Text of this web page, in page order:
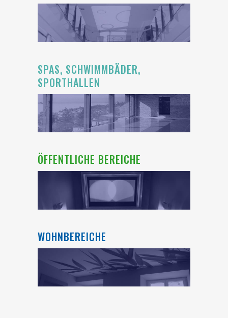
SPAS, SCHWIMMBÄDER,
SPORTHALLEN
ÖFFENTLICHE BEREICHE
WOHNBEREICHE